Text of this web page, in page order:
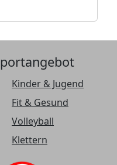
Kinder & Jugend
Fit & Gesund
Volleyball
Klettern